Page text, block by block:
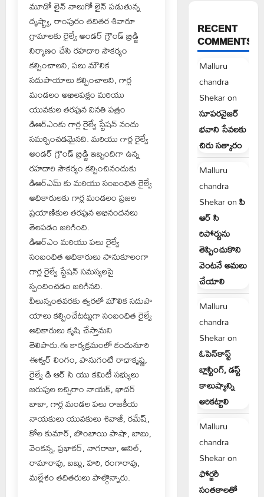
మూడో లైన్ నాలుగో లైన్ పడుతున్న
దృష్ట్యా, రాంపురం తదితర శివారూ
గ్రామాలకు రైల్వే అండర్ గ్రౌండ్ బ్రిడ్జి
నిర్మాణం చేసి రహదారి సౌకర్యం
కల్పించాలని, పలు మౌలిక
సదుపాయాలు కల్పించాలని, గార్ల
మండలం అఖిలపక్షం మరియు
యువకుల తరఫున వినతి పత్రం
డిఆర్ఎంకు గార్ల రైల్వే స్టేషన్ నందు
సమర్పించడమైనది. మరియు గార్ల రైల్వే
అండర్ గ్రౌండ్ బ్రిడ్జి ఇబ్బందిగా ఉన్న
రహదారి సౌకర్యం కల్పించినందుకు
డిఆర్ఎమ్ కు మరియు సంబంధిత రైల్వే
అధికారులకు గార్ల మండలం ప్రజల
ప్రయాణికుల తరఫున అభినందనలు
తెలపడం జరిగింది.
డిఆర్ఎం మరియు పలు రైల్వే
సంబంధిత అధికారులు సానుకూలంగా
గార్ల రైల్వే స్టేషన్ సమస్యలపై
స్పందించడం జరిగినది.
వీలున్నంతవరకు త్వరలో మౌలిక సదుపా
యాలు కల్పించేటట్లుగా సంబంధిత రైల్వే
అధికారులు కృషి చేస్తామని
తెలిపారు.ఈ కార్యక్రమంలో కందునూరి
ఈశ్వర్ లింగం, పానుగంటి రాధాకృష్ణ,
రైల్వే డి ఆర్ సి యు కమిటీ సభ్యులు
జరుపుల లచ్చిరాం నాయక్, ఖాదర్
బాబా, గార్ల మండల పలు రాజకీయ
నాయకులు యువకులు శివాజీ, రమేష్,
కోల కుమార్, బొంబాయి పాషా, బాబు,
వెంకన్న, ప్రభాకర్, నాగరాజు, అనిల్,
రామారావు, బబ్లు, హరి, రంగారావు,
మల్లేశం తదితరులు పాల్గొన్నారు.
RECENT
COMMENTS
Malluru
chandra
Shekaron
సూపరవైజర్
భవాని సేవలకు
చిరు సత్కారం
Malluru
chandra
Shekaronపి
ఆర్ సి
రిపోర్టును
తెప్పించుకొని
వెంటనే అమలు
చేయాలి
Malluru
chandra
Shekaron
ఓపెన్‌కాస్ట్
బ్లాస్టింగ్, డస్ట్
కాలుష్యాన్ని
అరికట్టాలి
Malluru
chandra
Shekaron
ఫోర్జరీ
సంతకాలతో